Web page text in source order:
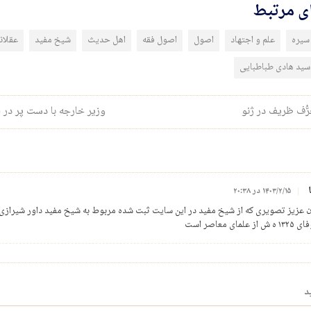
مرتبط
علم و اجتهاد اصول اصول فقه اهل حدیث شیخ مفید
سید هادی طباطبایی
نوشته
ظریف در ژنو وزیر خارجه با دست پر در
۱۴۰۳/۲/۱۵ در ۲۰:۳۸
عزیز تصویری که از شیخ مفید در این سایت ثبت شده مربوط به شیخ مفید داور
معاصر است